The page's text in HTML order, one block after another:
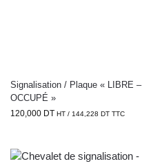
Signalisation / Plaque « LIBRE –
OCCUPÉ »
120,000 DT HT / 144,228 DT TTC